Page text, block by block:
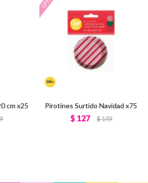
cm x25 Pirotines Surtido Navidad x75
$ 127 $149